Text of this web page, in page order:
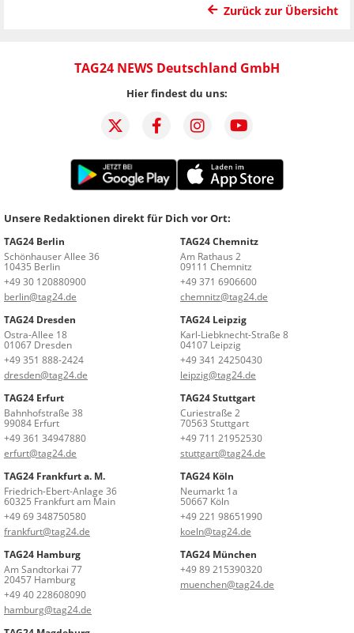
Zurück zur Übersicht
TAG24 NEWS Deutschland GmbH
Hier findest du uns:
Unsere Redaktionen direkt für Dich vor Ort:
TAG24 Berlin
Schönhauser Allee 36
10435 Berlin
+49 30 120880900
berlin@tag24.de
TAG24 Chemnitz
Am Rathaus 2
09111 Chemnitz
+49 371 6906600
chemnitz@tag24.de
TAG24 Dresden
Ostra-Allee 18
01067 Dresden
+49 351 888-2424
dresden@tag24.de
TAG24 Leipzig
Karl-Liebknecht-Straße 8
04107 Leipzig
+49 341 24250430
leipzig@tag24.de
TAG24 Erfurt
Bahnhofstraße 38
99084 Erfurt
+49 361 34947880
erfurt@tag24.de
TAG24 Stuttgart
Curiestraße 2
70563 Stuttgart
+49 711 21952530
stuttgart@tag24.de
TAG24 Frankfurt a. M.
Friedrich-Ebert-Anlage 36
60325 Frankfurt am Main
+49 69 348750580
frankfurt@tag24.de
TAG24 Köln
Neumarkt 1a
50667 Köln
+49 221 98651990
koeln@tag24.de
TAG24 Hamburg
Am Sandtorkai 77
20457 Hamburg
+49 40 228608090
hamburg@tag24.de
TAG24 München
+49 89 215390320
muenchen@tag24.de